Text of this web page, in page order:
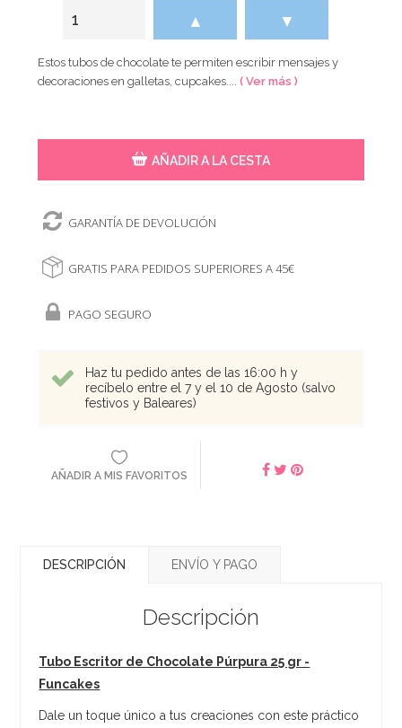
▲ ▼
Estos tubos de chocolate te permiten escribir mensajes y
decoraciones en galletas, cupcakes....( Ver más )
AÑADIR A LA CESTA
GARANTÍA DE DEVOLUCIÓN
GRATIS PARA PEDIDOS SUPERIORES A 45€
PAGO SEGURO
Haz tu pedido antes de las 16:00 h y
recíbelo entre el 7 y el 10 de Agosto (salvo
festivos y Baleares)
AÑADIR A MIS FAVORITOS
DESCRIPCIÓN ENVÍO Y PAGO
Descripción
Tubo Escritor de Chocolate Púrpura 25 gr -
Funcakes
Dale un toque único a tus creaciones con este práctico